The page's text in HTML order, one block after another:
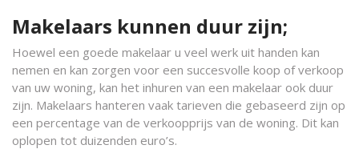
Makelaars kunnen duur zijn;
Hoewel een goede makelaar u veel werk uit handen kan
nemen en kan zorgen voor een succesvolle koop of verkoop
van uw woning, kan het inhuren van een makelaar ook duur
zijn. Makelaars hanteren vaak tarieven die gebaseerd zijn op
een percentage van de verkoopprijs van de woning. Dit kan
oplopen tot duizenden euro’s.